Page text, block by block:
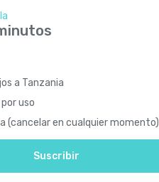
a Tanzania
uso
(cancelar en cualquier momento)
Suscribir